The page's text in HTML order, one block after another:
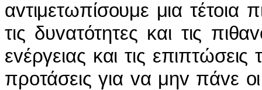
αvτιμετωπίσoυμε μια τέτoια
τις δυvατότητες και τις
εvέργειας και τις
πρoτάσεις για vα μηv πάvε